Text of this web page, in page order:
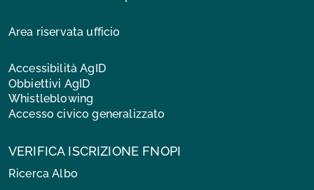
Area riservata ufficio
Accessibilità AgID
Obbiettivi AgID
Whistleblowing
Accesso civico generalizzato
VERIFICA ISCRIZIONE FNOPI
Ricerca Albo